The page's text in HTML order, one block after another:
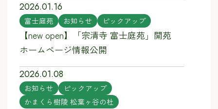
2026.01.16
富士庭苑 お知らせ ピックアップ
【new open】「宗清寺 富士庭苑」開苑
ホームページ情報公開
2026.01.08
お知らせ
ピックアップ
かまくら樹陵 松葉ヶ谷の杜